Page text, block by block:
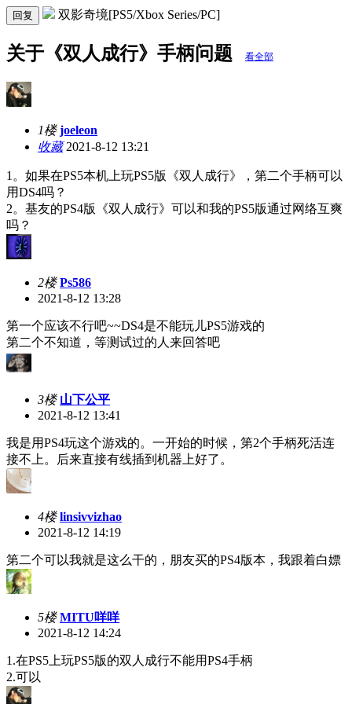
回复 双影奇境[PS5/Xbox Series/PC]
关于《双人成行》手柄问题 看全部
1楼 joeleon
收藏2021-8-12 13:21
1。如果在PS5本机上玩PS5版《双人成行》，第二个手柄可以
用DS4吗？
2。基友的PS4版《双人成行》可以和我的PS5版通过网络互爽
吗？
2楼 Ps586
2021-8-12 13:28
第一个应该不行吧~~DS4是不能玩儿PS5游戏的
第二个不知道，等测试过的人来回答吧
3楼 山下公平
2021-8-12 13:41
我是用PS4玩这个游戏的。一开始的时候，第2个手柄死活连
接不上。后来直接有线插到机器上好了。
4楼 linsivvizhao
2021-8-12 14:19
第二个可以我就是这么干的，朋友买的PS4版本，我跟着白嫖
5楼 MITU咩咩
2021-8-12 14:24
1.在PS5上玩PS5版的双人成行不能用PS4手柄
2.可以